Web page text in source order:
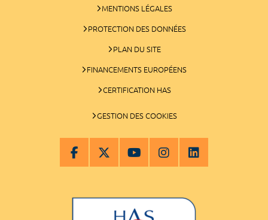
MENTIONS LÉGALES
PROTECTION DES DONNÉES
PLAN DU SITE
FINANCEMENTS EUROPÉENS
CERTIFICATION HAS
GESTION DES COOKIES